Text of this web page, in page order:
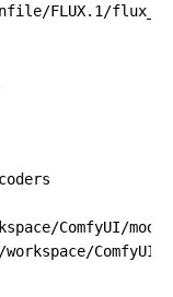
FLUX.1/